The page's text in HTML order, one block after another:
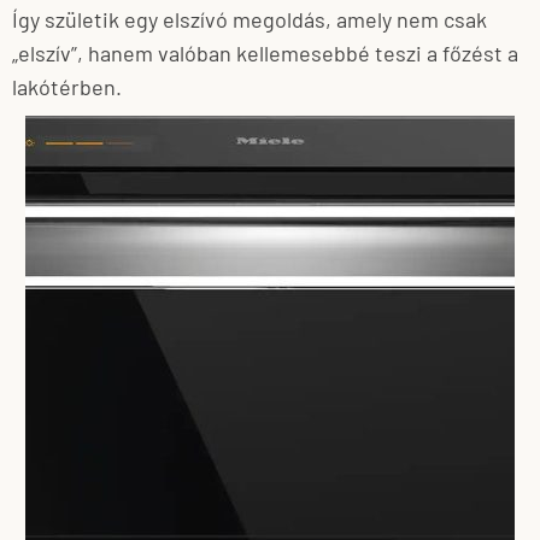
Így születik egy elszívó megoldás, amely nem csak
„elszív”, hanem valóban kellemesebbé teszi a főzést a
lakótérben.